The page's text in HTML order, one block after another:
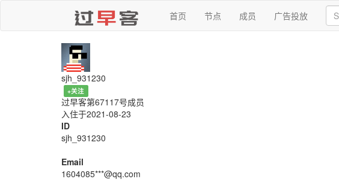
首页 节点 成员 广告投放
sjh_931230
+关注
过早客第67117号成员
入住于2021-08-23
ID
sjh_931230
Email
1604085***@qq.com